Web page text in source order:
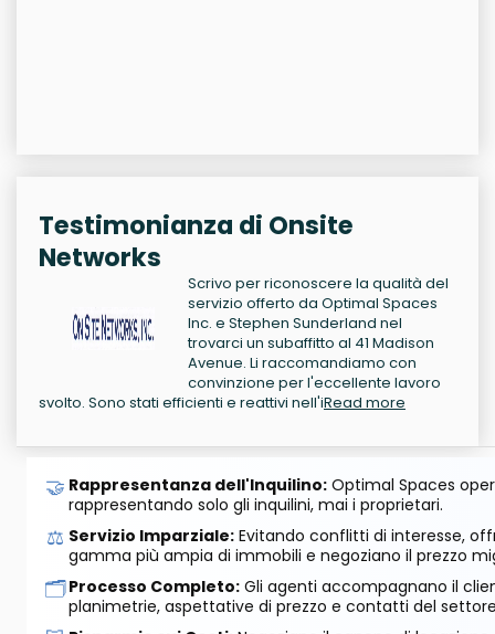
Testimonianza di Onsite
Networks
Scrivo per riconoscere la qualità del
servizio offerto da Optimal Spaces
Inc. e Stephen Sunderland nel
trovarci un subaffitto al 41 Madison
Avenue. Li raccomandiamo con
convinzione per l'eccellente lavoro
svolto. Sono stati efficienti e reattivi nell'iRead more
🤝 Rappresentanza dell'Inquilino: Optimal Spaces
rappresentando solo gli inquilini, mai i proprietari.
⚖️ Servizio Imparziale: Evitando conflitti di interesse,
gamma più ampia di immobili e negoziano il prezzo
🗂️Processo Completo: Gli agenti accompagnano il
planimetrie, aspettative di prezzo e contatti del